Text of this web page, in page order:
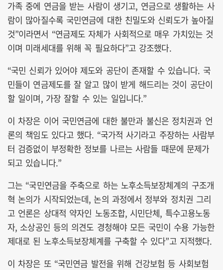
가족 중에 연금을 받는 사람이 생기고, 연금으로 생활하는 사
람이 많아질수록 국민연금에 대한 친밀도와 신뢰도가 높아질
것”이라면서 “연금제도 자체가 사회적으로 매우 가치있는 것
이며 미래세대를 위해 꼭 필요하다”고 강조했다.
“국민 신뢰가 있어야 제도와 공단이 존재할 수 있습니다. 국
민들이 연금제도를 잘 알고 많이 받게 해드리는 것이 공단이
할 일이며, 가장 잘할 수 있는 일입니다.”
이 차장은 이어 국민연금에 대한 불만과 불신은 정치권과 언
론의 책임도 있다고 했다. “국가적 사기라고 주장하는 사람부
터 검증없이 부정확한 정보를 나르는 사람들 때문에 문제가
되고 있습니다.”
그는 “국민연금을 주축으로 하는 노후소득보장체계의 구조개
혁 논의가 시작되었는데, 논의 과정에서 정부와 정치권 그리
고 언론은 상대적 약자인 노동조합, 시민단체, 특수고용노동
자, 소상공인 등의 의견도 경청해야 모든 국민이 수용 가능한
제대로 된 노후소득보장체계를 구축할 수 있다”고 지적했다.
이 차장은 또 “국민연금 발전을 위해 건강보험 등 사회보험